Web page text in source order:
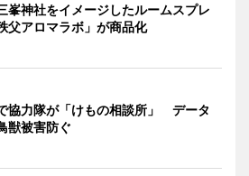
峯神社をイメージしたルームスプレ
アロマラボ」が商品化
協力隊が「けもの相談所」 データ
獣被害防ぐ